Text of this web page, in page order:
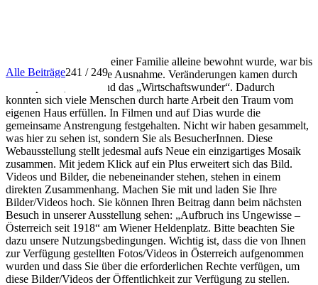
Dass ein Haus nur von einer Familie alleine bewohnt wurde, war bis
in die 1950er Jahre eine Ausnahme. Veränderungen kamen durch
Förderpolitik, Autos und das „Wirtschaftswunder“. Dadurch
konnten sich viele Menschen durch harte Arbeit den Traum vom
eigenen Haus erfüllen. In Filmen und auf Dias wurde die
gemeinsame Anstrengung festgehalten. Nicht wir haben gesammelt,
was hier zu sehen ist, sondern Sie als BesucherInnen. Diese
Webausstellung stellt jedesmal aufs Neue ein einzigartiges Mosaik
zusammen. Mit jedem Klick auf ein Plus erweitert sich das Bild.
Videos und Bilder, die nebeneinander stehen, stehen in einem
direkten Zusammenhang. Machen Sie mit und laden Sie Ihre
Bilder/Videos hoch. Sie können Ihren Beitrag dann beim nächsten
Besuch in unserer Ausstellung sehen: „Aufbruch ins Ungewisse –
Österreich seit 1918“ am Wiener Heldenplatz. Bitte beachten Sie
dazu unsere Nutzungsbedingungen. Wichtig ist, dass die von Ihnen
zur Verfügung gestellten Fotos/Videos in Österreich aufgenommen
wurden und dass Sie über die erforderlichen Rechte verfügen, um
diese Bilder/Videos der Öffentlichkeit zur Verfügung zu stellen.
Alle Beiträge241 / 249